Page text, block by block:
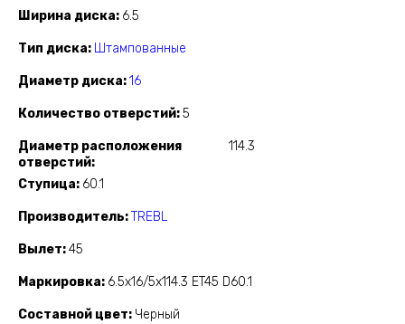
Ширина диска 6.5
Тип диска Штампованные
Диаметр диска 16
Количество отверстий 5
Диаметр расположения
отверстий
114.3
Ступица 60.1
Производитель TREBL
Вылет 45
Маркировка 6.5x16/5x114.3 ET45 D60.1
Составной цвет Черный